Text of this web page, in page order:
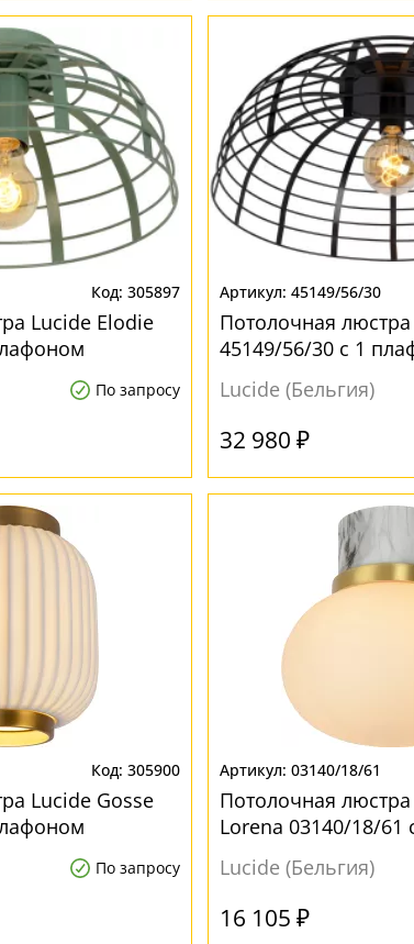
305897
Lucide Elodie
По запросу
45149/56/30
Потолочная
45149/56/30 с 1
Lucide (Бельгия)
32 980 ₽
305900
Lucide Gosse
По запросу
03140/18/61
Потолочная
Lorena 03140/18/61
Lucide (Бельгия)
16 105 ₽